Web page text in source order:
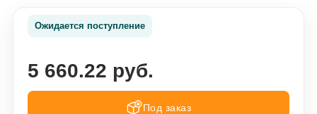
Ожидается поступление
5 660.22 руб.
Под заказ